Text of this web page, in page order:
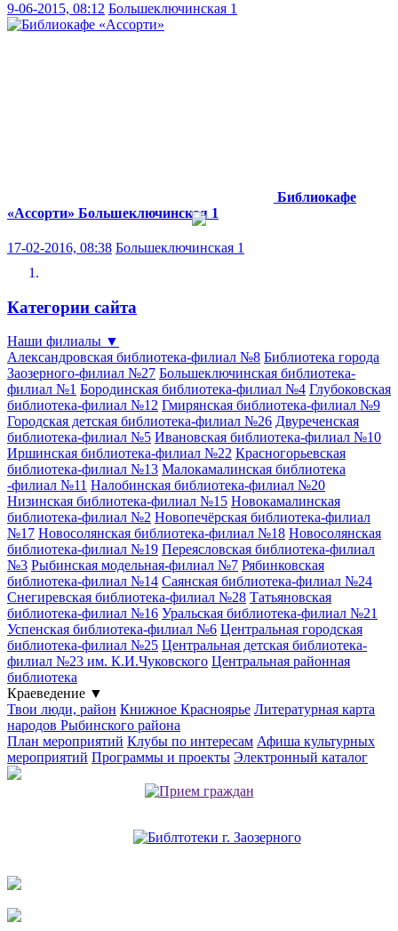
9-06-2015, 08:12 Большеключинская 1
Библиокафе
«Ассорти» Большеключинская 1
17-02-2016, 08:38 Большеключинская 1
Категории сайта
Наши филиалы ▼
Александровская библиотека-филиал №8 Библиотека города
Заозерного-филиал №27 Большеключинская библиотека-
филиал №1 Бородинская библиотека-филиал №4 Глубоковская
библиотека-филиал №12 Гмирянская библиотека-филиал №9
Городская детская библиотека-филиал №26 Двуреченская
библиотека-филиал №5 Ивановская библиотека-филиал №10
Иршинская библиотека-филиал №22 Красногорьевская
библиотека-филиал №13 Малокамалинская библиотека
-филиал №11 Налобинская библиотека-филиал №20
Низинская библиотека-филиал №15 Новокамалинская
библиотека-филиал №2 Новопечёрская библиотека-филиал
№17 Новосолянская библиотека-филиал №18 Новосолянская
библиотека-филиал №19 Переясловская библиотека-филиал
№3 Рыбинская модельная-филиал №7 Рябинковская
библиотека-филиал №14 Саянская библиотека-филиал №24
Снегиревская библиотека-филиал №28 Татьяновская
библиотека-филиал №16 Уральская библиотека-филиал №21
Успенская библиотека-филиал №6 Центральная городская
библиотека-филиал №25 Центральная детская библиотека-
филиал №23 им. К.И.Чуковского Центральная районная
библиотека
Краеведение ▼
Твои люди, район Книжное Красноярье Литературная карта
народов Рыбинского района
План мероприятий Клубы по интересам Афиша культурных
мероприятий Программы и проекты Электронный каталог